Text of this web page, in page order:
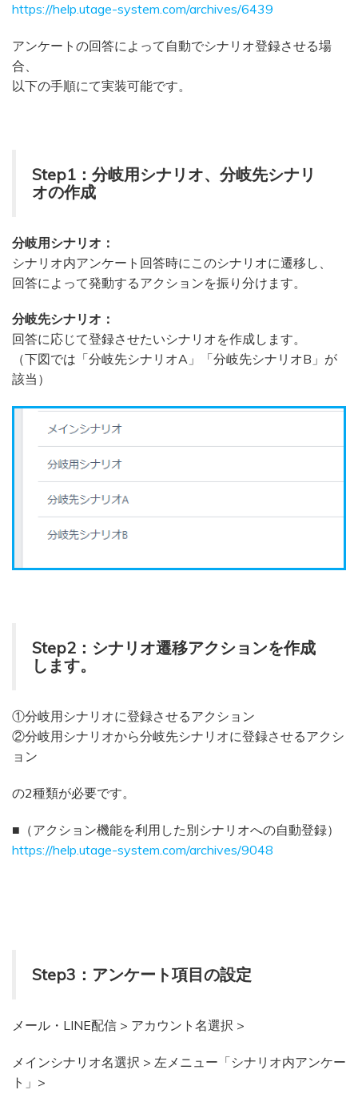
https://help.utage-system.com/archives/6439
アンケートの回答によって自動でシナリオ登録させる場
合、
以下の手順にて実装可能です。
Step1：分岐用シナリオ、分岐先シナリ
オの作成
分岐用シナリオ：
シナリオ内アンケート回答時にこのシナリオに遷移し、
回答によって発動するアクションを振り分けます。
分岐先シナリオ：
回答に応じて登録させたいシナリオを作成します。
（下図では「分岐先シナリオA」「分岐先シナリオB」が
該当）
Step2：シナリオ遷移アクションを作成
します。
①分岐用シナリオに登録させるアクション
②分岐用シナリオから分岐先シナリオに登録させるアクシ
ョン
の2種類が必要です。
■（アクション機能を利用した別シナリオへの自動登録）
https://help.utage-system.com/archives/9048
Step3：アンケート項目の設定
メール・LINE配信 > アカウント名選択 >
メインシナリオ名選択 > 左メニュー「シナリオ内アンケー
ト」>